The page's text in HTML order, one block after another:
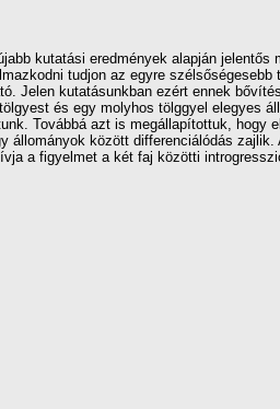
kutatási eredmények alapján jelentős
tudjon az egyre szélsőségesebb
Jelen kutatásunkban ezért ennek
és egy molyhos tölggyel elegyes
Továbbá azt is megállapítottuk, hogy
között differenciálódás zajlik.
a figyelmet a két faj közötti